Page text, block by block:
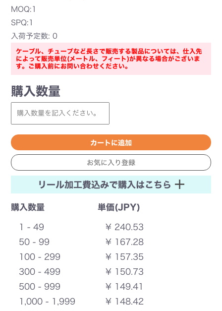
MOQ:1
SPQ:1
入荷予定数: 0
ケーブル、チューブなど長さで販売する製品については、仕入先
によって販売単位(メートル、フィート)が異なる場合がございま
す。ご購入前にお問い合わせください。
購入数量
リール加工費込みで購入はこちら
購入数量 単価(JPY)
1 - 49
¥ 240.53
50 - 99
¥ 167.28
100 - 299
¥ 157.35
300 - 499
¥ 150.73
500 - 999
¥ 149.41
1,000 - 1,999
¥ 148.42